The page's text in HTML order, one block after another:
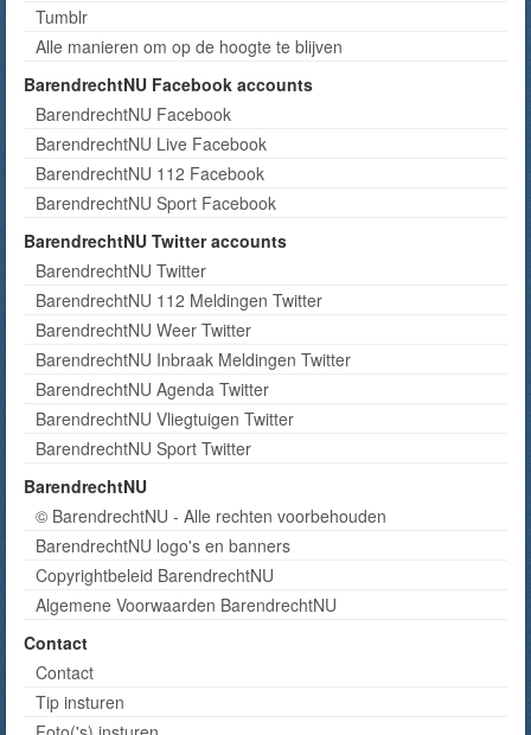
Tumblr
Alle manieren om op de hoogte te blijven
BarendrechtNU Facebook accounts
BarendrechtNU Facebook
BarendrechtNU Live Facebook
BarendrechtNU 112 Facebook
BarendrechtNU Sport Facebook
BarendrechtNU Twitter accounts
BarendrechtNU Twitter
BarendrechtNU 112 Meldingen Twitter
BarendrechtNU Weer Twitter
BarendrechtNU Inbraak Meldingen Twitter
BarendrechtNU Agenda Twitter
BarendrechtNU Vliegtuigen Twitter
BarendrechtNU Sport Twitter
BarendrechtNU
© BarendrechtNU - Alle rechten voorbehouden
BarendrechtNU logo's en banners
Copyrightbeleid BarendrechtNU
Algemene Voorwaarden BarendrechtNU
Contact
Contact
Tip insturen